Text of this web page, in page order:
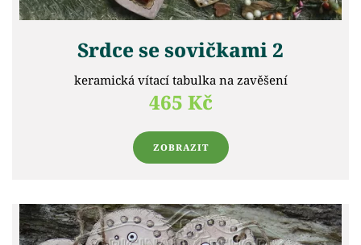
Srdce se sovičkami 2
keramická vítací tabulka na zavěšení
465 Kč
ZOBRAZIT